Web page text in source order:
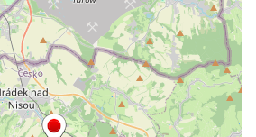
škola ve Velenicích